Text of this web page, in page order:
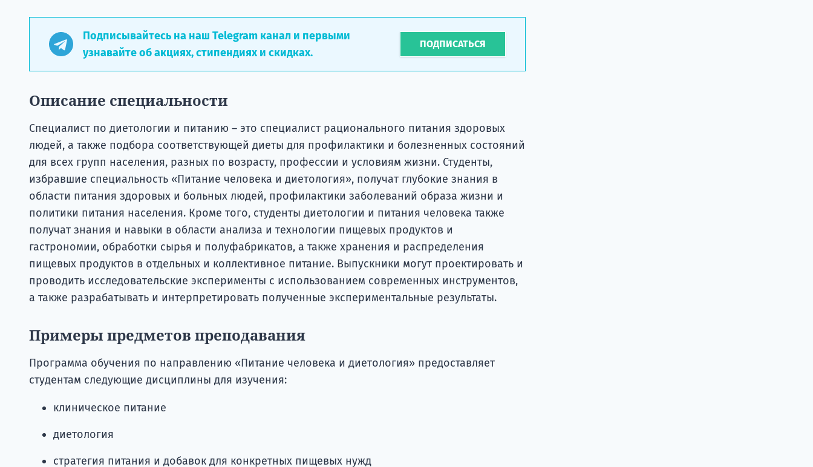
Подписывайтесь на наш Telegram канал и первыми
узнавайте об акциях, стипендиях и скидках.
ПОДПИСАТЬСЯ
Описание специальности
Специалист по диетологии и питанию – это специалист рационального питания здоровых
людей, а также подбора соответствующей диеты для профилактики и болезненных состояний
для всех групп населения, разных по возрасту, профессии и условиям жизни. Студенты,
избравшие специальность «Питание человека и диетология», получат глубокие знания в
области питания здоровых и больных людей, профилактики заболеваний образа жизни и
политики питания населения. Кроме того, студенты диетологии и питания человека также
получат знания и навыки в области анализа и технологии пищевых продуктов и
гастрономии, обработки сырья и полуфабрикатов, а также хранения и распределения
пищевых продуктов в отдельных и коллективное питание. Выпускники могут проектировать и
проводить исследовательские эксперименты с использованием современных инструментов,
а также разрабатывать и интерпретировать полученные экспериментальные результаты.
Примеры предметов преподавания
Программа обучения по направлению «Питание человека и диетология» предоставляет
студентам следующие дисциплины для изучения:
клиническое питание
диетология
стратегия питания и добавок для конкретных пищевых нужд